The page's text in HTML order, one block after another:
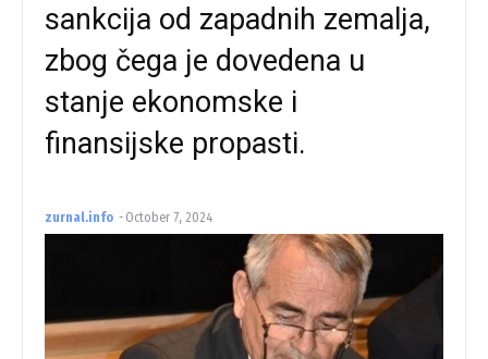
sankcija od zapadnih zemalja,
zbog čega je dovedena u
stanje ekonomske i
finansijske propasti.
zurnal.info - October 7, 2024